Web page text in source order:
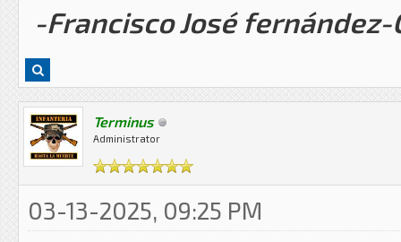
-Francisco José
Terminus
Administrator
03-13-2025, 09:25 PM